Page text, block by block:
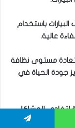
باستخدام
عالية.
مستوى نظافة
جودة الحياة في
لتفادي المشاكل